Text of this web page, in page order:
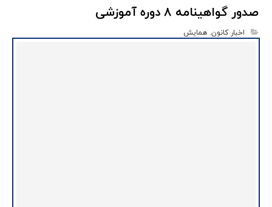
صدور گواهینامه‌ ۸ دوره آموزشی
اخبار کانون,همایش